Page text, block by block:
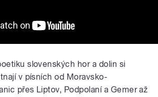
slovenských hor a dolin si
v písních od Moravsko-
přes Liptov, Podpolaní a Gemer až